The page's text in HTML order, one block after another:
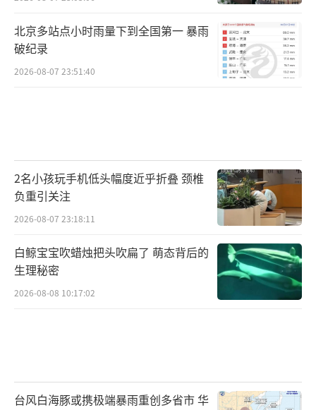
北京多站点小时雨量下到全国第一 暴雨
破纪录
2026-08-07 23:51:40
2名小孩玩手机低头幅度近乎折叠 颈椎
负重引关注
2026-08-07 23:18:11
白鲸宝宝吹蜡烛把头吹扁了 萌态背后的
生理秘密
2026-08-08 10:17:02
台风白海豚或携极端暴雨重创多省市 华